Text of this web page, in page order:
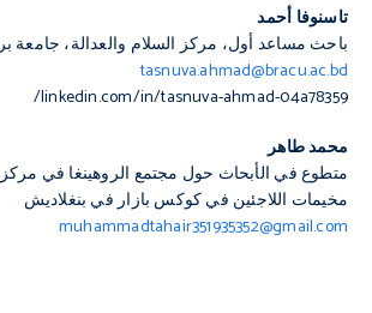
تاسنوفا أحمد
باحث مساعد أول، مركز السلام والعدالة، جامعة
tasnuva.ahmad@bracu.ac.bd
linkedin.com/in/tasnuva-ahmad-04a78359/
محمد طاهر
متطوع في الأبحاث حول مجتمع الروهينغا في مركز
مخيمات اللاجئين في كوكس بازار في بنغلاديش
muhammadtahair351935352@gmail.com